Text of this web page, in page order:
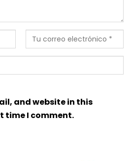
and website in this
time I comment.